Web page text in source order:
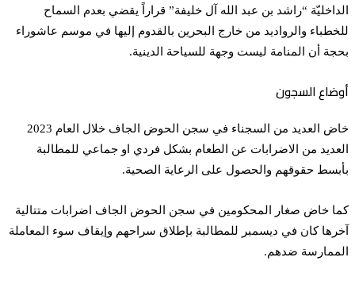
الداخليّة “راشد بن عبد الله آل خليفة” قراراً يقضي بعدم السماح
للخطباء والرواديد من خارج البحرين بالقدوم إليها في موسم عاشوراء
بحجة أن المنامة ليست وجهة للسياحة الدينية.
أوضاع السجون
خاض العديد من السجناء في سجن الحوض الجاف خلال العام 2023
العديد من الاضرابات عن الطعام بشكل فردي او جماعي للمطالبة
بأبسط حقوقهم والحصول على الرعاية الصحية.
كما خاض صغار المحكومين في سجن الحوض الجاف اضرابات متتالية
آخرها كان في ديسمبر للمطالبة بإطلاق سراحهم وإيقاف سوء المعاملة
الممارسة ضدهم.